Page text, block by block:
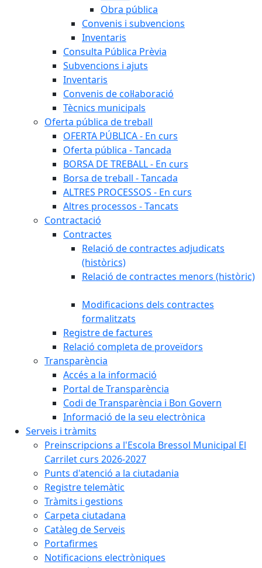
Obra pública
Convenis i subvencions
Inventaris
Consulta Pública Prèvia
Subvencions i ajuts
Inventaris
Convenis de col·laboració
Tècnics municipals
Oferta pública de treball
OFERTA PÚBLICA - En curs
Oferta pública - Tancada
BORSA DE TREBALL - En curs
Borsa de treball - Tancada
ALTRES PROCESSOS - En curs
Altres processos - Tancats
Contractació
Contractes
Relació de contractes adjudicats
(històrics)
Relació de contractes menors (històric)
Modificacions dels contractes
formalitzats
Registre de factures
Relació completa de proveïdors
Transparència
Accés a la informació
Portal de Transparència
Codi de Transparència i Bon Govern
Informació de la seu electrònica
Serveis i tràmits
Preinscripcions a l'Escola Bressol Municipal El
Carrilet curs 2026-2027
Punts d'atenció a la ciutadania
Registre telemàtic
Tràmits i gestions
Carpeta ciutadana
Catàleg de Serveis
Portafirmes
Notificacions electròniques